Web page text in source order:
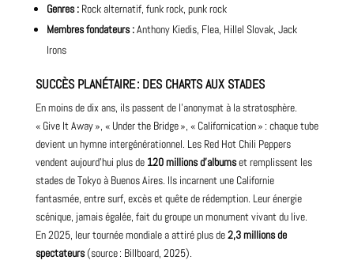
Genres :Rock alternatif, funk rock, punk rock
Membres fondateurs :Anthony Kiedis, Flea, Hillel Slovak, Jack
Irons
SUCCÈS PLANÉTAIRE : DES CHARTS AUX STADES
En moins de dix ans, ils passent de l’anonymat à la stratosphère.
« Give It Away », « Under the Bridge », « Californication» : chaque tube
devient un hymne intergénérationnel. Les Red Hot Chili Peppers
vendent aujourd’hui plus de 120 millions d’albumset remplissent les
stades de Tokyo à Buenos Aires. Ils incarnent une Californie
fantasmée, entre surf, excès et quête de rédemption. Leur énergie
scénique, jamais égalée, fait du groupe un monument vivant du live.
En2025, leur tournée mondiale a attiré plus de2,3 millions de
spectateurs(source : Billboard, 2025).